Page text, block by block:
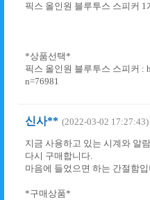
픽스 올인원 블루투스 스피커 1
*상품선택*
픽스 올인원 블루투스 스피커 :
n=76981
신사** (2022-03-02 17:27:43)
지금 사용하고 있는 시계와 알
다시 구매합니다.
마음에 들었으면 하는 간절함
*구매상품*